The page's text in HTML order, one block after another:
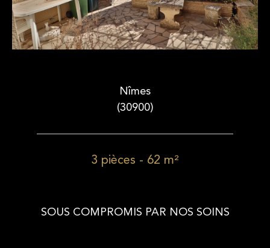
Nîmes
(30900)
3 pièces - 62 m²
SOUS COMPROMIS PAR NOS SOINS